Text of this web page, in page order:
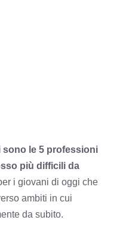
sono le 5 professioni
più difficili da
i giovani di oggi che
ambiti in cui
da subito.